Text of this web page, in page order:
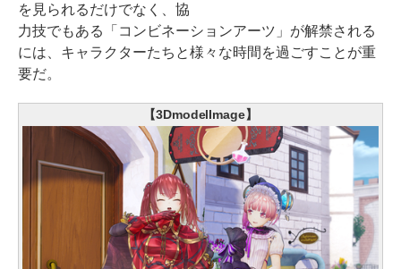
を見られるだけでなく、協
力技でもある「コンビネーションアーツ」が解禁される
には、キャラクターたちと様々な時間を過ごすことが重
要だ。
【3DmodelImage】